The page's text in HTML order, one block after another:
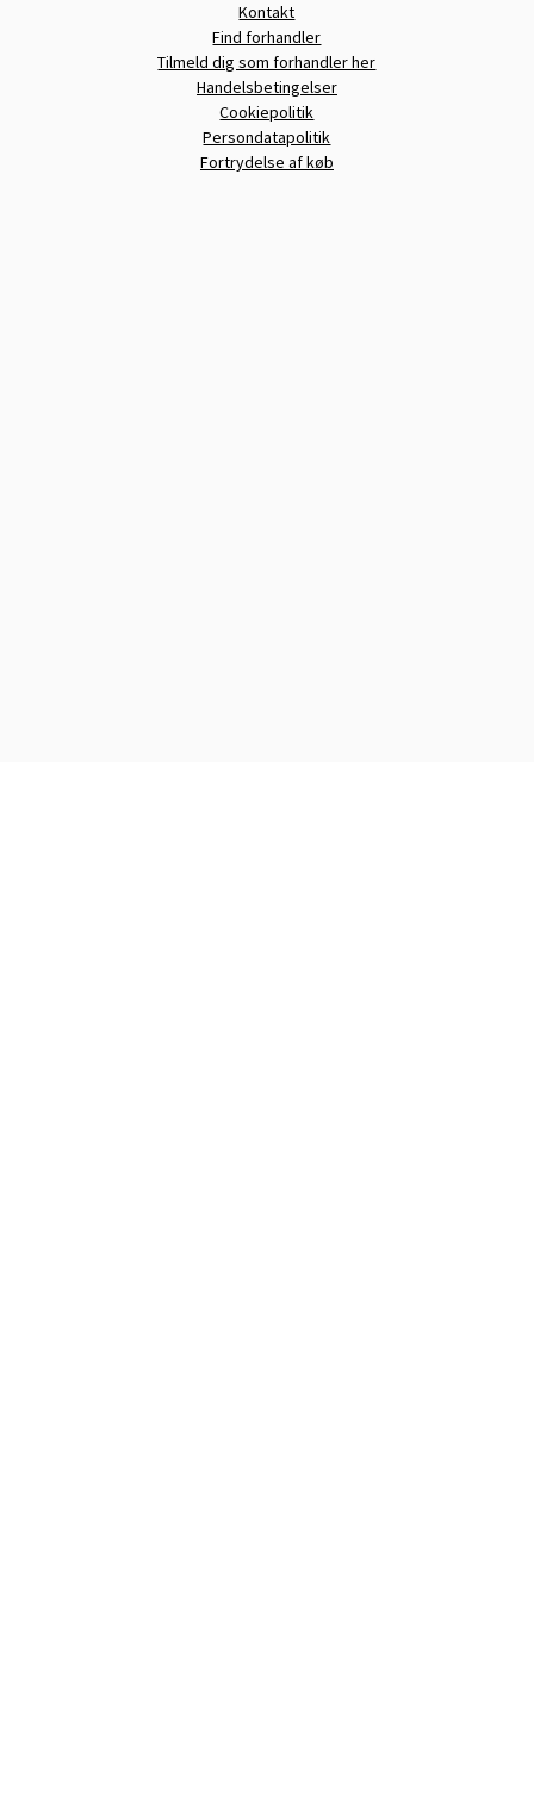
Kontakt
Find forhandler
Tilmeld dig som forhandler her
Handelsbetingelser
Cookiepolitik
Persondatapolitik
Fortrydelse af køb